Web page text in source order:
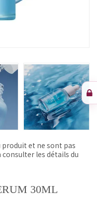
et ne sont pas
les détails du
30ML